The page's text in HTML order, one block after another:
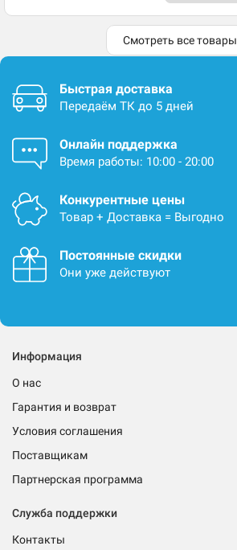
Смотреть все товары
Быстрая доставка
Передаём ТК до 5 дней
Онлайн поддержка
Время работы: 10:00 - 20:00
Конкурентные цены
Товар + Доставка = Выгодно
Постоянные скидки
Они уже действуют
Информация
О нас
Гарантия и возврат
Условия соглашения
Поставщикам
Партнерская программа
Служба поддержки
Контакты